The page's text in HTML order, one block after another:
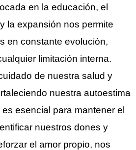
en la educación, el
la expansión nos permite
en constante evolución,
limitación interna.
de nuestra salud y
nuestra autoestima
esencial para mantener el
nuestros dones y
el amor propio, nos